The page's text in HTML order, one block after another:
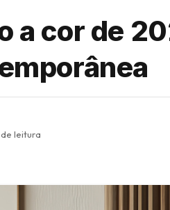
a cor de
leitura